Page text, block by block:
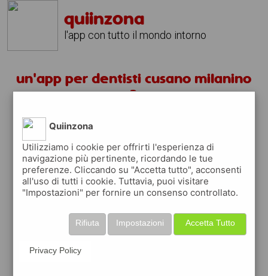
quiinzona
l'app con tutto il mondo intorno
un'app per dentisti cusano milanino
?
scarica gratis app
quiinzona è una app
gratuita
che ti aiuta se cerchi 'un'app per dentisti
volta che la usi
raccogli punti da convertire inbuoni sconto
Quiinzona
Utilizziamo i cookie per offrirti l'esperienza di
navigazione più pertinente, ricordando le tue
preferenze. Cliccando su "Accetta tutto", acconsenti
all'uso di tutti i cookie. Tuttavia, puoi visitare
"Impostazioni" per fornire un consenso controllato.
Accetta Tutto
Impostazioni
Rifiuta
Privacy Policy